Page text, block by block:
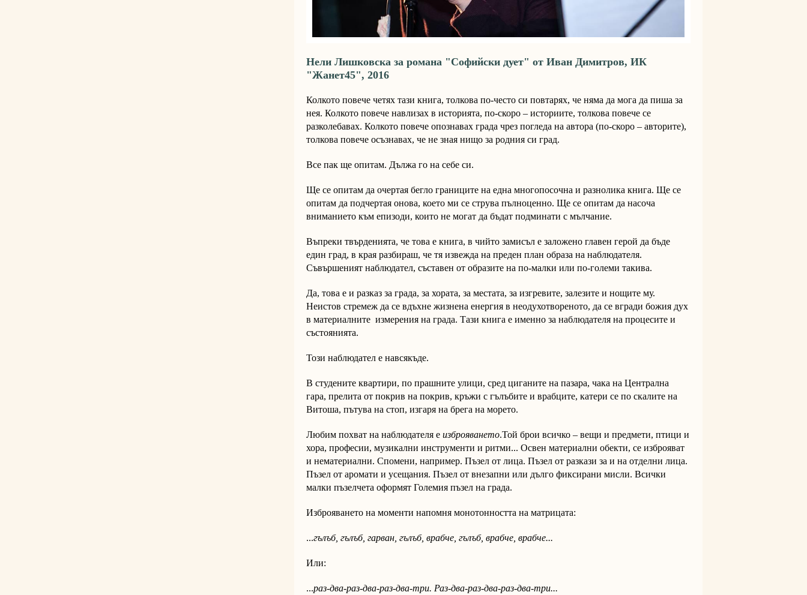
Нели Лишковска за романа "Софийски дует" от Иван Димитров, ИК
"Жанет45", 2016
Колкото повече четях тази книга, толкова по-често си повтарях, че няма да мога да пиша за
нея. Колкото повече навлизах в историята, по-скоро – историите, толкова повече се
разколебавах. Колкото повече опознавах града чрез погледа на автора (по-скоро – авторите),
толкова повече осъзнавах, че не зная нищо за родния си град.
Все пак ще опитам. Дължа го на себе си.
Ще се опитам да очертая бегло границите на една многопосочна и разнолика книга. Ще се
опитам да подчертая онова, което ми се струва пълноценно. Ще се опитам да насоча
вниманието към епизоди, които не могат да бъдат подминати с мълчание.
Въпреки твърденията, че това е книга, в чийто замисъл е заложено главен герой да бъде
един град, в края разбираш, че тя извежда на преден план образа на наблюдателя.
Съвършеният наблюдател, съставен от образите на по-малки или по-големи такива.
Да, това е и разказ за града, за хората, за местата, за изгревите, залезите и нощите му.
Неистов стремеж да се вдъхне жизнена енергия в неодухотвореното, да се вгради божия дух
в материалните измерения на града. Тази книга е именно за наблюдателя на процесите и
състоянията.
Този наблюдател е навсякъде.
В студените квартири, по прашните улици, сред циганите на пазара, чака на Централна
гара, прелита от покрив на покрив, кръжи с гълъбите и врабците, катери се по скалите на
Витоша, пътува на стоп, изгаря на брега на морето.
Любим похват на наблюдателя е изброяването.Той брои всичко – вещи и предмети, птици и
хора, професии, музикални инструменти и ритми... Освен материални обекти, се изброяват
и нематериални. Спомени, например. Пъзел от лица. Пъзел от разкази за и на отделни лица.
Пъзел от аромати и усещания. Пъзел от внезапни или дълго фиксирани мисли. Всички
малки пъзелчета оформят Големия пъзел на града.
Изброяването на моменти напомня монотонността на матрицата:
...гълъб, гълъб, гарван, гълъб, врабче, гълъб, врабче, врабче...
Или:
...раз-два-раз-два-раз-два-три. Раз-два-раз-два-раз-два-три...